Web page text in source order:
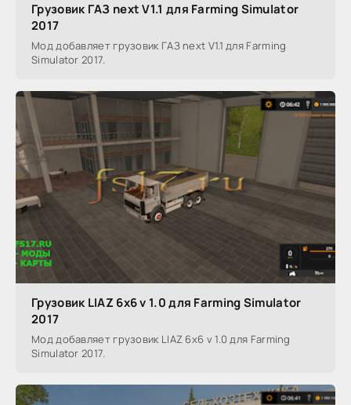
Грузовик ГАЗ next V1.1 для Farming Simulator
2017
Мод добавляет грузовик ГАЗ next V1.1 для Farming
Simulator 2017.
Грузовик LIAZ 6x6 v 1.0 для Farming Simulator
2017
Мод добавляет грузовик LIAZ 6x6 v 1.0 для Farming
Simulator 2017.